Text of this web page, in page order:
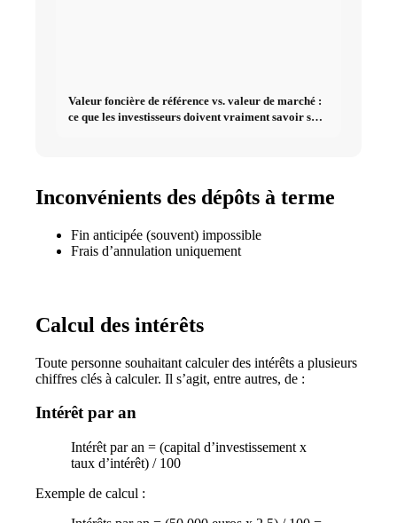
Valeur foncière de référence vs. valeur de marché :
ce que les investisseurs doivent vraiment savoir sur
Inconvénients des dépôts à terme
Fin anticipée (souvent) impossible
Frais d’annulation uniquement
Calcul des intérêts
Toute personne souhaitant calculer des intérêts a plusieurs
chiffres clés à calculer. Il s’agit, entre autres, de :
Intérêt par an
Intérêt par an = (capital d’investissement x
taux d’intérêt) / 100
Exemple de calcul :